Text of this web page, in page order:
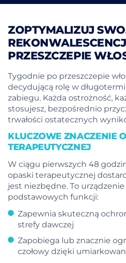
ZOPTYMALIZUJ
PRZESZCZEPIE
Tygodnie po przeszczepie
decydującą rolę w
zabiegu. Każda ostrożność,
stosujesz, bezpośrednio
trwałości ostatecznych
KLUCZOWE ZNACZENIE
TERAPEUTYCZNEJ
W ciągu pierwszych 48
opaski terapeutycznej
jest niezbędne. To
podstawowych funkcji:
Zapewnia skuteczną
strefy dawczej
Zapobiega lub znacznie
czołowy dzięki